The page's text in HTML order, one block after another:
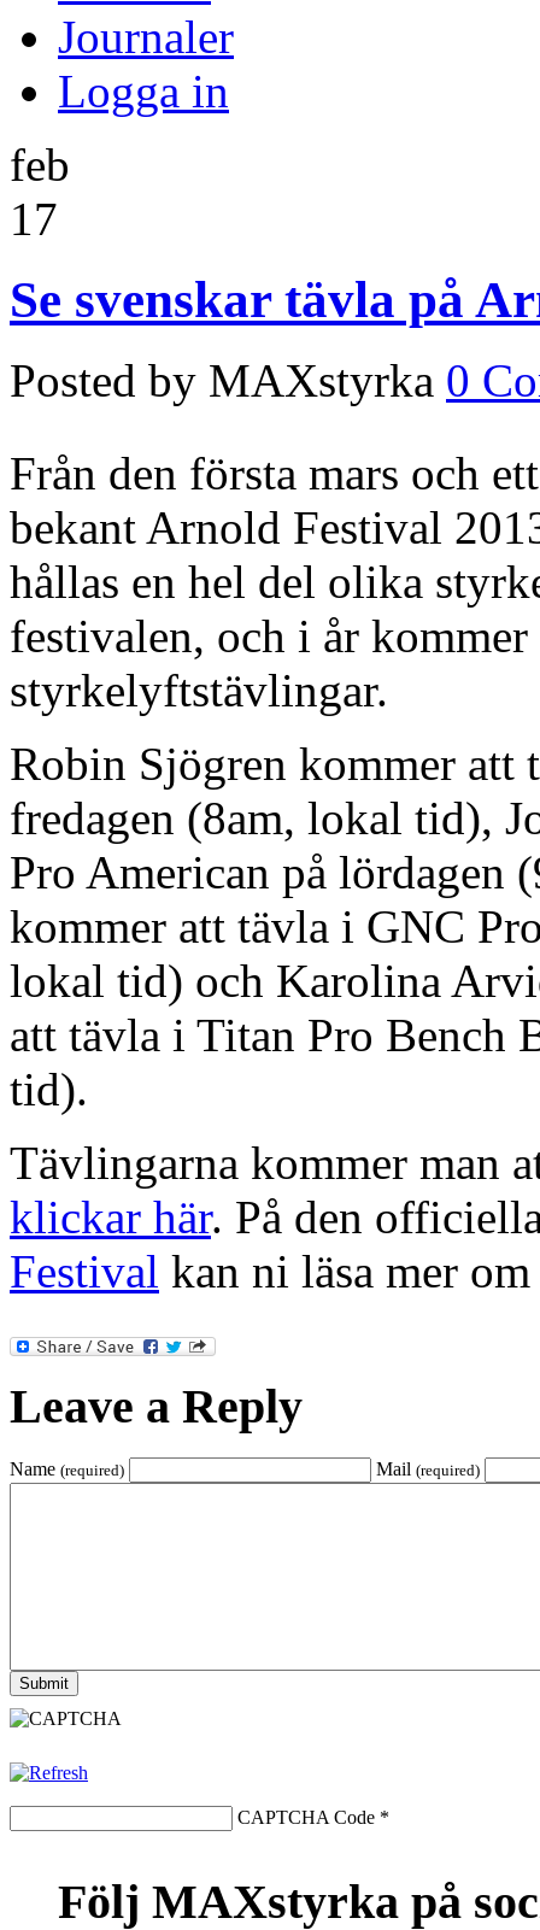
Journaler
Logga in
feb
17
Se svenskar tävla på
Posted by MAXstyrka 0
Från den första mars och
bekant Arnold Festival
hållas en hel del olika
festivalen, och i år
styrkelyftstävlingar.
Robin Sjögren kommer att
fredagen (8am, lokal tid),
Pro American på lördagen
kommer att tävla i GNC
lokal tid) och Karolina
att tävla i Titan Pro Bench
tid).
Tävlingarna kommer man
klickar här. På den
Festival kan ni läsa mer
Leave a Reply
Name (required) Mail (required)
CAPTCHA Code *
Följ MAXstyrka på